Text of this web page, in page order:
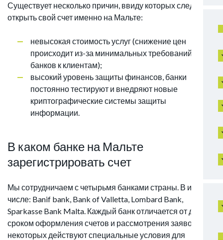
Существует несколько причин, ввиду которых следует
открыть свой счет именно на Мальте:
невысокая стоимость услуг (снижение цен
происходит из-за минимальных требований
банков к клиентам);
высокий уровень защиты финансов, банки
постоянно тестируют и внедряют новые
криптографические системы защиты
информации.
В каком банке на Мальте
зарегистрировать счет
Мы сотрудничаем с четырьмя банками страны. В их
числе: Banif bank, Bank of Valletta, Lombard Bank,
Sparkasse Bank Malta. Каждый банк отличается от других
сроком оформления счетов и рассмотрения заявок. У
некоторых действуют специальные условия для